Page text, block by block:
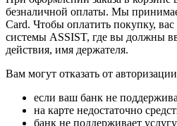
безналичной оплаты. Мы
Card. Чтобы оплатить покупку,
системы ASSIST, где вы должны
действия, имя держателя.
Вам могут отказать от
если ваш банк не
на карте недостаточно
банк не поддерживает